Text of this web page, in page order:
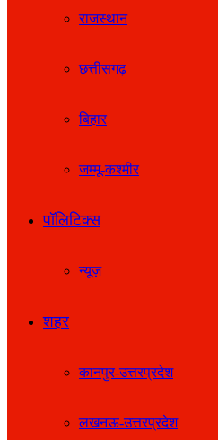
राजस्थान
छत्तीसगढ़
बिहार
जम्मू-कश्मीर
पॉलिटिक्स
न्यूज़
शहर
कानपुर-उत्तरप्रदेश
लखनऊ-उत्तरप्रदेश